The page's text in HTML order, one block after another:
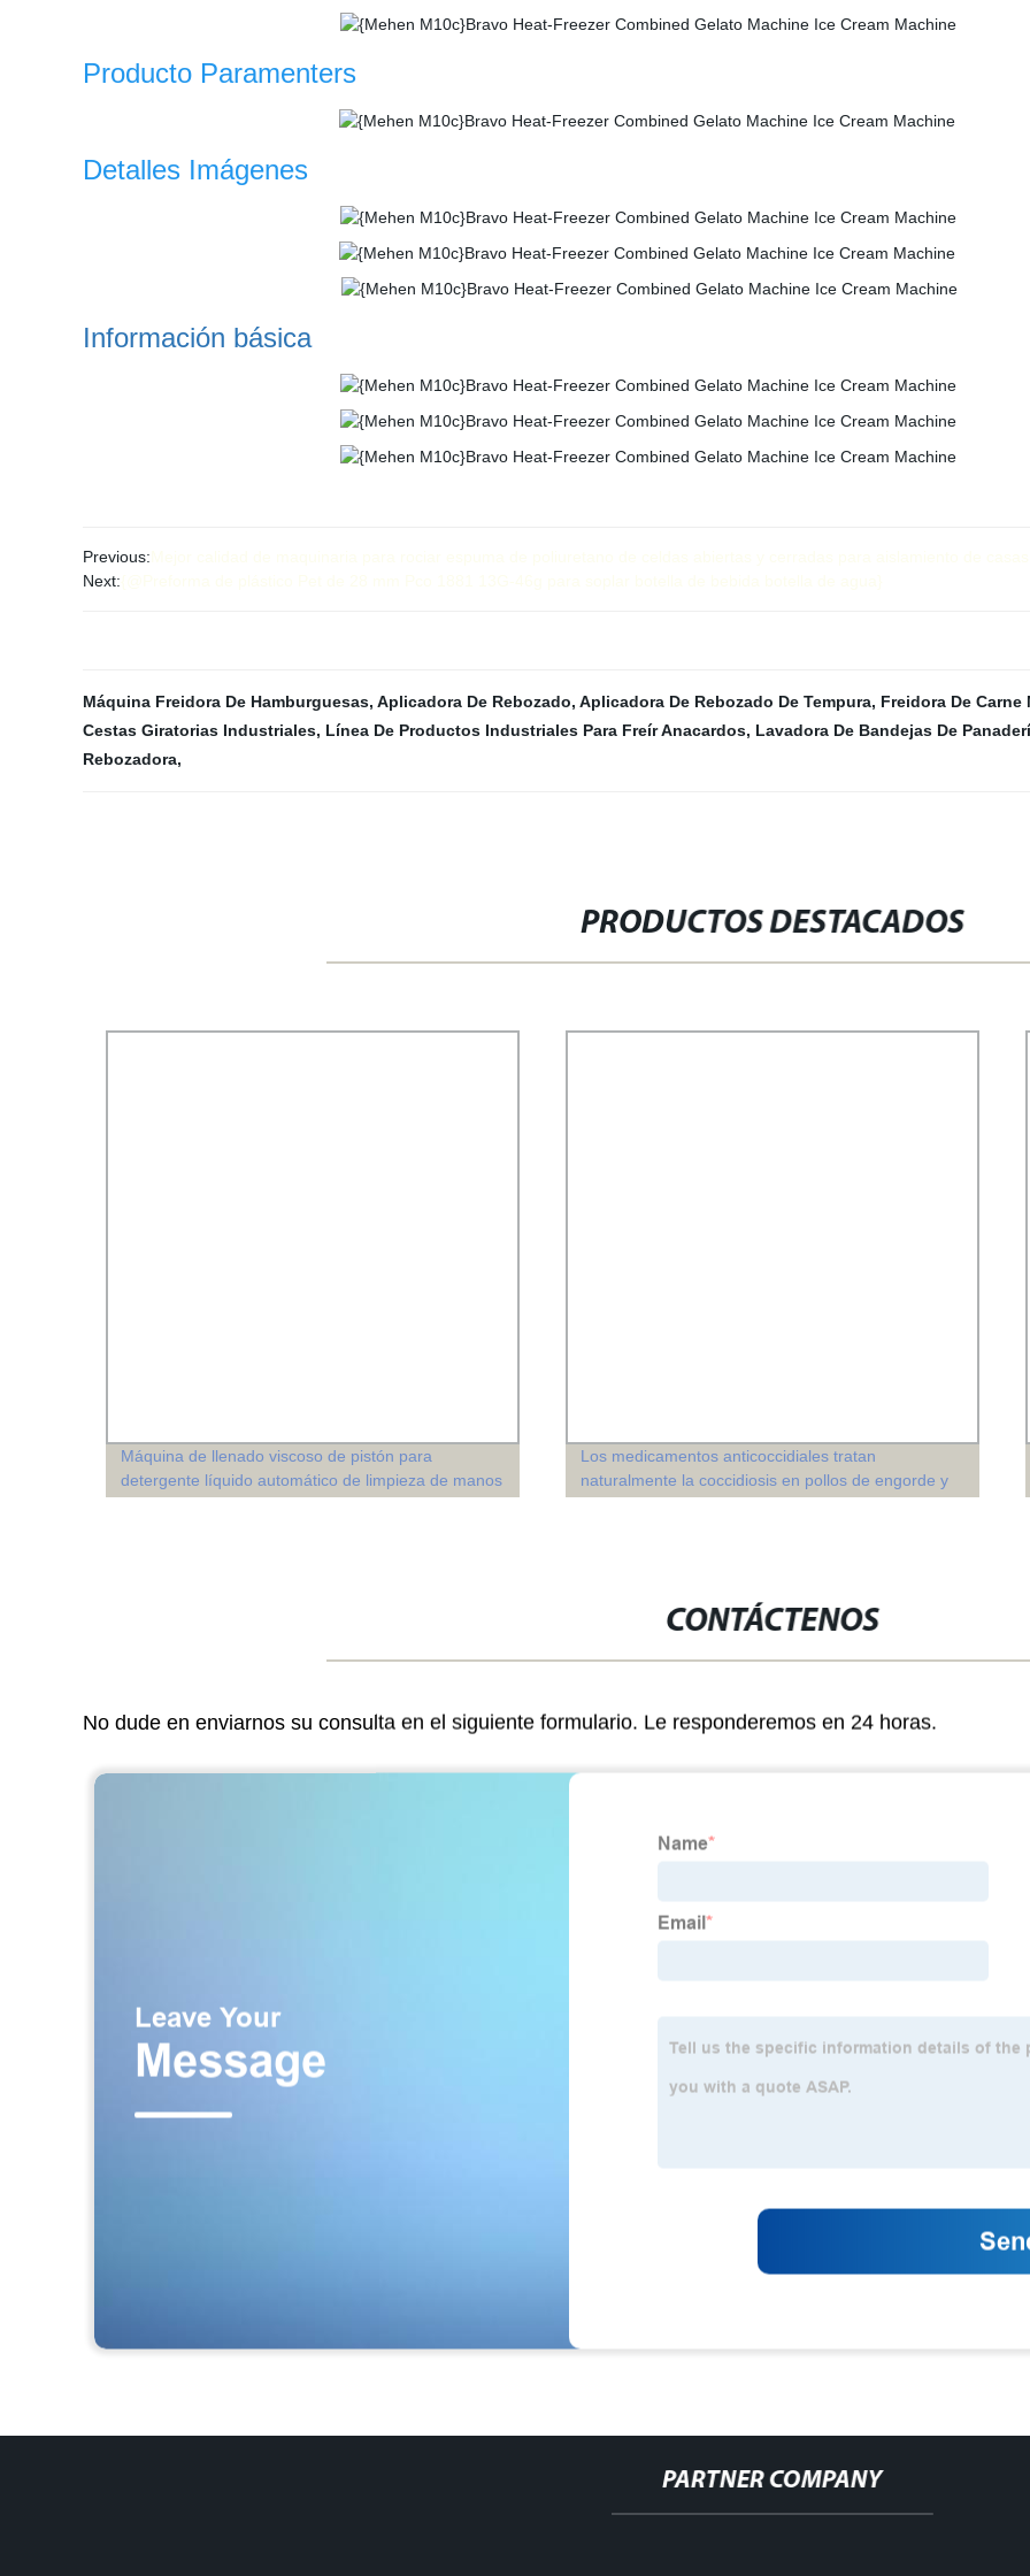
Producto Paramenters
Detalles Imágenes
Información básica
Previous:
Next:
Máquina Freidora De Hamburguesas, Aplicadora De Rebozado, Aplicadora De Rebozado De Tempura, Freidora De Carne
Cestas Giratorias Industriales, Línea De Productos Industriales Para Freír Anacardos, Lavadora De Bandejas De
Rebozadora,
PRODUCTOS DESTACADOS
Máquina de llenado viscoso de pistón para
detergente líquido automático de limpieza de manos
Los medicamentos anticoccidiales tratan
naturalmente la coccidiosis en pollos de engorde y
CONTÁCTENOS
No dude en enviarnos su consulta en el siguiente formulario. Le responderemos en 24 horas.
PARTNER COMPANY